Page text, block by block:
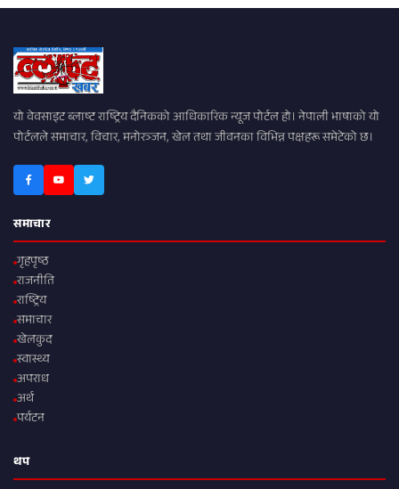
यो वेवसाइट ब्लाष्ट राष्ट्रिय दैनिकको आधिकारिक न्यूज पोर्टल हो। नेपाली भाषाको यो
पोर्टलले समाचार, विचार, मनोरञ्जन, खेल तथा जीवनका विभिन्न पक्षहरू समेटेको छ।
समाचार
गृहपृष्ठ
राजनीति
राष्ट्रिय
समाचार
खेलकुद
स्वास्थ्य
अपराध
अर्थ
पर्यटन
थप